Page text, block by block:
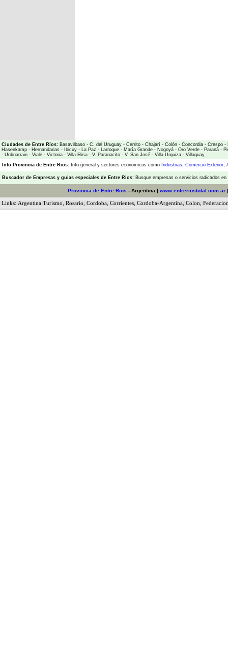
Ciudades de Entre Ríos: Basavilbaso - C. del Uruguay - Cerrito - Chajarí - Colón - Concordia - Crespo -
Hasenkamp - Hernandarias - Ibicuy - La Paz - Larroque - María Grande - Nogoyá - Oro Verde - Paraná -
- Urdinarrain - Viale - Victoria - Villa Elisa - V. Paranacito - V. San José - Villa Urquiza - Villaguay
Info Provincia de Entre Rios: Info general y sectores economicos como Industrias, Comercio Exterior,
Buscador de Empresas y guias especiales de Entre Rios: Busque empresas o servicios radicados
Provincia de Entre Rios - Argentina | www.entreriostotal.com.ar
Links: Argentina Turismo Rosario Cordoba Corrientes Cordoba-Argentina Colon